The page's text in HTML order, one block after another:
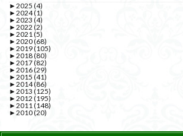
►2025 (4)
►2024(1)
►2023 (4)
►2022 (2)
►2021 (5)
►2020(68)
►2019(105)
►2018(80)
►2017(82)
►2016(29)
►2015 (41)
►2014(86)
►2013 (125)
►2012 (195)
►2011 (148)
►2010(20)